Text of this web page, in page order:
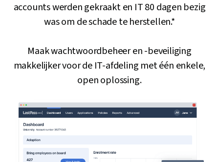
accounts werden gekraakt en IT 80 dagen bezig
was om de schade te herstellen.*
Maak wachtwoordbeheer en -beveiliging
makkelijker voor de IT-afdeling met één enkele,
open oplossing.